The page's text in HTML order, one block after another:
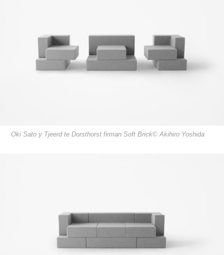
Oki Sato y Tjeerd te Dorsthorst firman Soft Brick© Akihiro Yoshida